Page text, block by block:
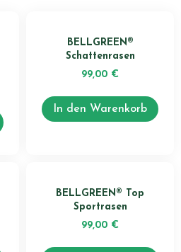
BELLGREEN®
Schattenrasen
99,00 €
In den Warenkorb
BELLGREEN® Top
Sportrasen
99,00 €